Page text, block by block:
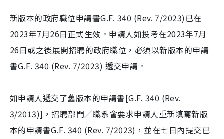
新版本的政府職位申請書G.F. 340 (Rev. 7/2023)已在
2023年7月26日正式生效。申請人如投考在2023年7月
26日或之後展開招聘的政府職位，必須以新版本的申請
書G.F. 340 (Rev. 7/2023) 遞交申請。
如申請人遞交了舊版本的申請書[G.F. 340 (Rev.
3/2013)]，招聘部門／職系會要求申請人重新填寫新版
本的申請書G.F. 340 (Rev. 7/2023)，並在七日內提交已